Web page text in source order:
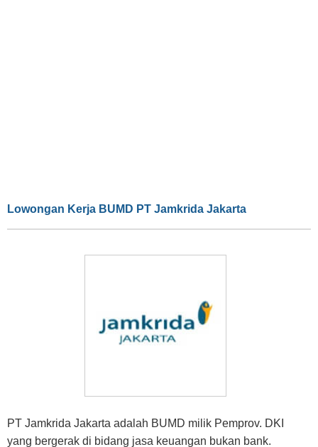
Lowongan Kerja BUMD PT Jamkrida Jakarta
PT Jamkrida Jakarta adalah BUMD milik Pemprov. DKI
yang bergerak di bidang jasa keuangan bukan bank.